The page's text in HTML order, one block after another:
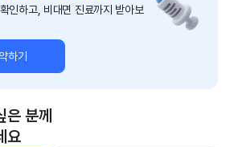
인하고, 비대면 진료까지 받아보
하기
은 분께
요